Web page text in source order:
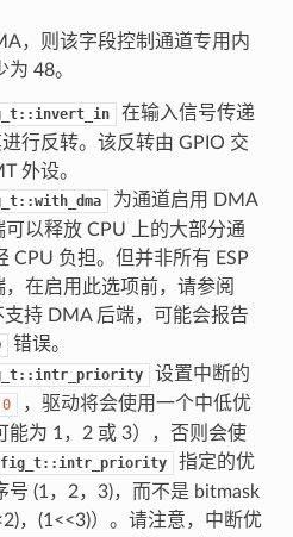
，则该字段控制通道专用内
48。
在输入信号传递
行反转。该反转由 GPIO 交
外设。
为通道启用 DMA
以释放 CPU 上的大部分通
CPU 负担。但并非所有 ESP
在启用此选项前，请参阅
支持 DMA 后端，可能会报告
错误。
设置中断的
0
，驱动将会使用一个中低优
能为 1，2 或 3），否则会使
指定的优
号 (1，2，3)，而不是 bitmask
，(1<<3)）。请注意，中断优